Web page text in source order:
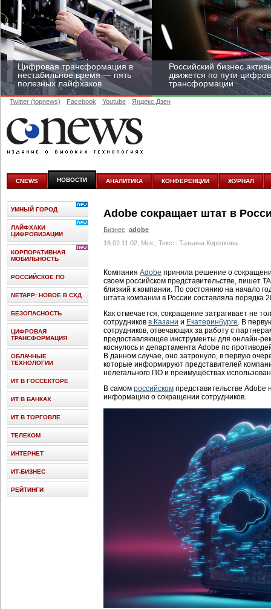
Цифровая трансформация в
нестабильное время — пять
полезных лайфхаков
Российский бизнес
движется по пути
трансформации
цифровизироваться со
скоростью крупных
корпораций
Twitter (topnews) Facebook Youtube Яндекс.Дзен
CNEWS НОВОСТИ АНАЛИТИКА КОНФЕРЕНЦИИ ЖУРНАЛ
Adobe сокращает штат в
Бизнес adobe
18.02 11:02, Мск , Текст: Татьяна Короткова
Компания Adobe приняла решение о
своем российском представительстве, пишет
близкий к компании. По состоянию на начало
штата компании в России составляла порядка
Как отмечается, сокращение затрагивает не
сотрудников в Казани и Екатеринбурге. В
сотрудников, отвечающих за работу с
предоставляющее инструменты для онлайн-
коснулось и департамента Adobe по
В данном случае, оно затронуло, в первую
которые информируют представителей
нелегального ПО и преимуществах
В самом российском представительстве Adobe
информацию о сокращении сотрудников.
УМНЫЙ ГОРОД
ЛАЙФХАКИ
ЦИФРОВИЗАЦИИ
КОРПОРАТИВНАЯ
МОБИЛЬНОСТЬ
РОССИЙСКОЕ ПО
NETAPP: НОВОЕ В СХД
БЕЗОПАСНОСТЬ
ЦИФРОВАЯ
ТРАНСФОРМАЦИЯ
ОБЛАЧНЫЕ
ТЕХНОЛОГИИ
ИТ В ГОССЕКТОРЕ
ИТ В БАНКАХ
ИТ В ТОРГОВЛЕ
ТЕЛЕКОМ
ИНТЕРНЕТ
ИТ-БИЗНЕС
РЕЙТИНГИ